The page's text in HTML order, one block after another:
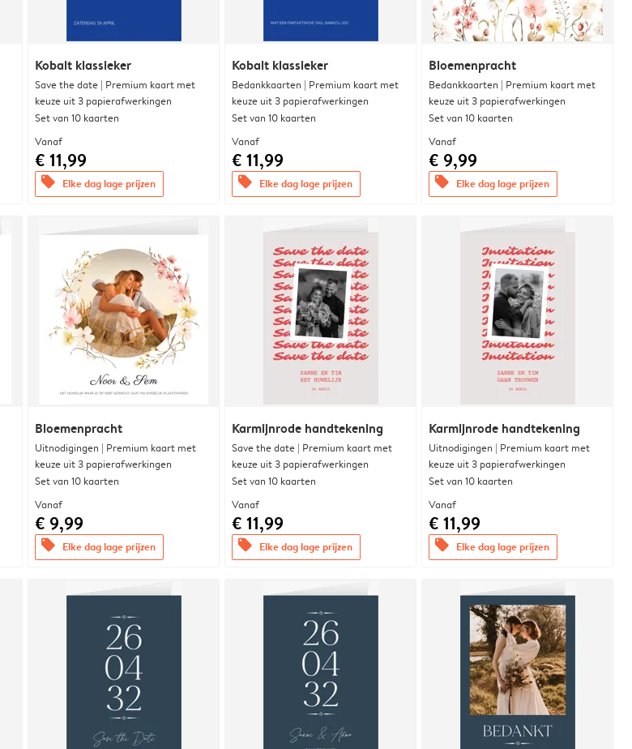
Kobalt klassieker
Save the date | Premium kaart met
keuze uit 3 papierafwerkingen
Set van 10 kaarten
Vanaf
€ 11,99
offers Elke dag lage prijzen
Kobalt klassieker
Bedankkaarten | Premium kaart met
keuze uit 3 papierafwerkingen
Set van 10 kaarten
Vanaf
€ 11,99
offers Elke dag lage prijzen
Bloemenpracht
Bedankkaarten | Premium kaart met
keuze uit 3 papierafwerkingen
Set van 10 kaarten
Vanaf
€ 9,99
offers Elke dag lage prijzen
Bloemenpracht
Uitnodigingen | Premium kaart met
keuze uit 3 papierafwerkingen
Set van 10 kaarten
Vanaf
€ 9,99
offers Elke dag lage prijzen
Karmijnrode handtekening
Save the date | Premium kaart met
keuze uit 3 papierafwerkingen
Set van 10 kaarten
Vanaf
€ 11,99
offers Elke dag lage prijzen
Karmijnrode handtekening
Uitnodigingen | Premium kaart met
keuze uit 3 papierafwerkingen
Set van 10 kaarten
Vanaf
€ 11,99
offers Elke dag lage prijzen